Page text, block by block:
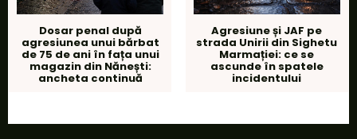
Dosar penal după
agresiunea unui bărbat
de 75 de ani în fața unui
magazin din Nănești:
ancheta continuă
Agresiune și JAF pe
strada Unirii din Sighetu
Marmației: ce se
ascunde în spatele
incidentului